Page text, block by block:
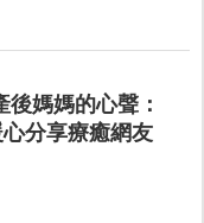
媽媽的心聲：
分享療癒網友